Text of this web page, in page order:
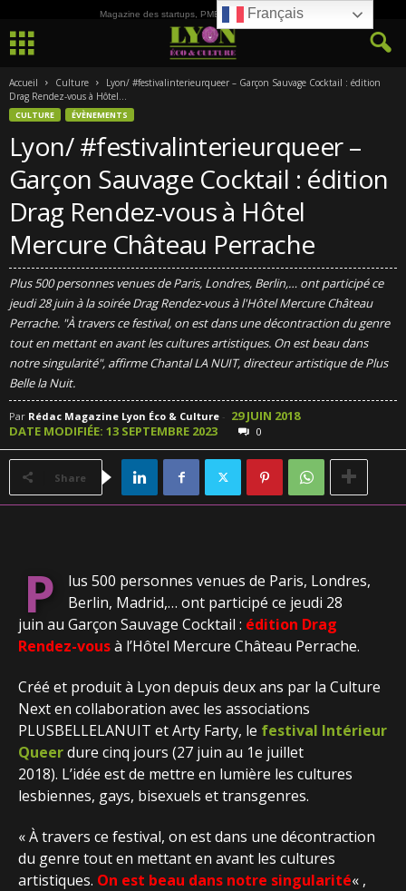
Magazine des startups, PME, ETI et de la Culture
Accueil Culture
Lyon/ #festivalinterieurqueer – Garçon Sauvage Cocktail : édition
Drag Rendez-vous à Hôtel...
CULTURE ÉVÈNEMENTS
Lyon/ #festivalinterieurqueer –
Garçon Sauvage Cocktail : édition
Drag Rendez-vous à Hôtel
Mercure Château Perrache
Plus 500 personnes venues de Paris, Londres, Berlin,… ont participé ce
jeudi 28 juin à la soirée Drag Rendez-vous à l'Hôtel Mercure Château
Perrache. "À travers ce festival, on est dans une décontraction du genre
tout en mettant en avant les cultures artistiques. On est beau dans
notre singularité", affirme Chantal LA NUIT, directeur artistique de Plus
Belle la Nuit.
Par Rédac Magazine Lyon Éco & Culture - 29 JUIN 2018
DATE MODIFIÉE: 13 SEPTEMBRE 2023
0
Share
P
lus 500 personnes venues de Paris, Londres,
Berlin, Madrid,… ont participé ce jeudi 28
juin au Garçon Sauvage Cocktail : édition Drag
Rendez-vousà l’Hôtel Mercure Château Perrache.
Créé et produit à Lyon depuis deux ans par la Culture
Next en collaboration avec les associations
PLUSBELLELANUIT et Arty Farty, le festival Intérieur
Queerdure cinq jours (27 juin au 1e juillet
2018). L’idée est de mettre en lumière les cultures
lesbiennes, gays, bisexuels et transgenres.
« À travers ce festival, on est dans une décontraction
du genre tout en mettant en avant les cultures
artistiques. On est beau dans notre singularité« ,
Français